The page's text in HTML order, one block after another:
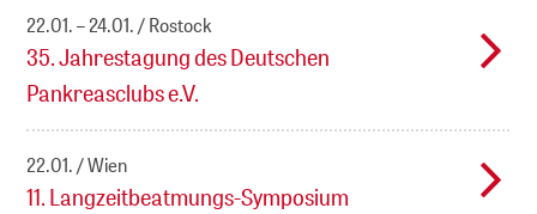
22.01. – 24.01. Rostock
35. Jahrestagung des Deutschen
Pankreasclubs e.V.
22.01. Wien
11. Langzeitbeatmungs-Symposium